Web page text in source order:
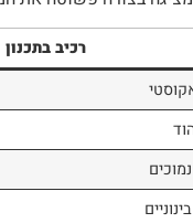
רכיב בתכנון